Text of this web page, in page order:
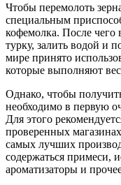
Чтобы перемолоть
специальным
кофемолка. После
турку, залить водой и
мире принято
которые выполняют
Однако, чтобы
необходимо в первую
Для этого
проверенных
самых лучших
содержаться примеси,
ароматизаторы и